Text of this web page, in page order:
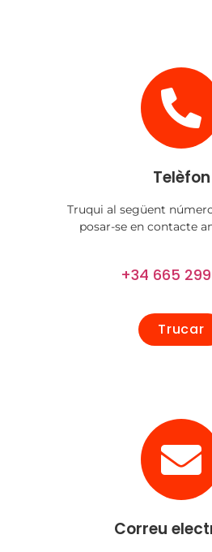
Telèfon
Truqui al següent
posar-se en contacte
+34 665
Trucar
Correu